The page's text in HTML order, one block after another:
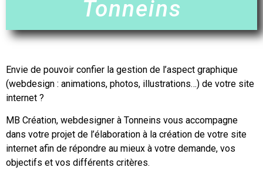
Tonneins
Envie de pouvoir confier la gestion de l’aspect graphique
(webdesign : animations, photos, illustrations…) de votre site
internet ?
MB Création, webdesigner à Tonneins vous accompagne
dans votre projet de l’élaboration à la création de votre site
internet afin de répondre au mieux à votre demande, vos
objectifs et vos différents critères.